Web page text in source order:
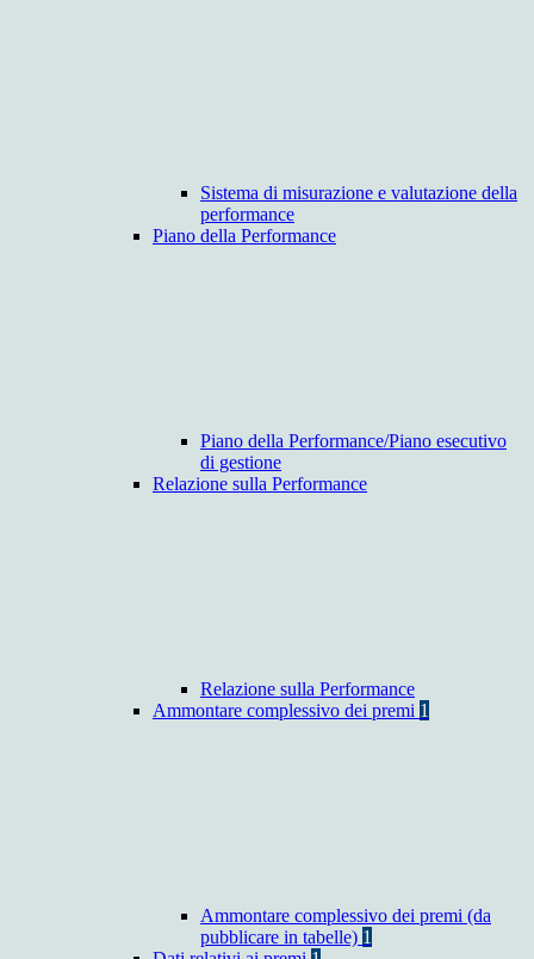
Sistema di misurazione e valutazione della
performance
Piano della Performance
Piano della Performance/Piano esecutivo
di gestione
Relazione sulla Performance
Relazione sulla Performance
Ammontare complessivo dei premi 1
Ammontare complessivo dei premi (da
pubblicare in tabelle) 1